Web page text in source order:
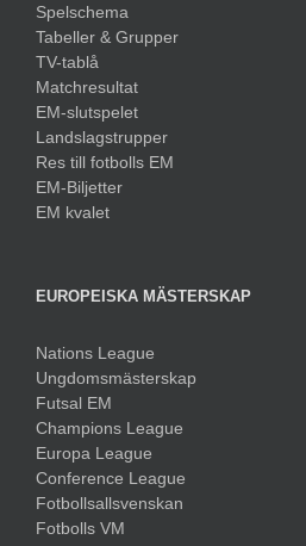
Spelschema
Tabeller & Grupper
TV-tablå
Matchresultat
EM-slutspelet
Landslagstrupper
Res till fotbolls EM
EM-Biljetter
EM kvalet
EUROPEISKA MÄSTERSKAP
Nations League
Ungdomsmästerskap
Futsal EM
Champions League
Europa League
Conference League
Fotbollsallsvenskan
Fotbolls VM